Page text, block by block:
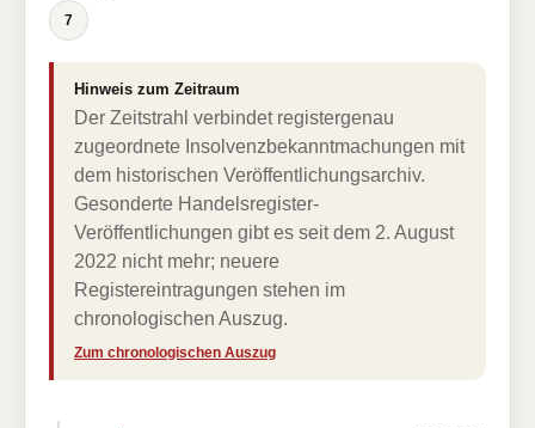
7
Hinweis zum Zeitraum
Der Zeitstrahl verbindet registergenau
zugeordnete Insolvenzbekanntmachungen mit
dem historischen Veröffentlichungsarchiv.
Gesonderte Handelsregister-
Veröffentlichungen gibt es seit dem 2. August
2022 nicht mehr; neuere
Registereintragungen stehen im
chronologischen Auszug.
Zum chronologischen Auszug